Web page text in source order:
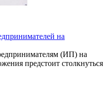
на
(ИП) на
предстоит столкнуться